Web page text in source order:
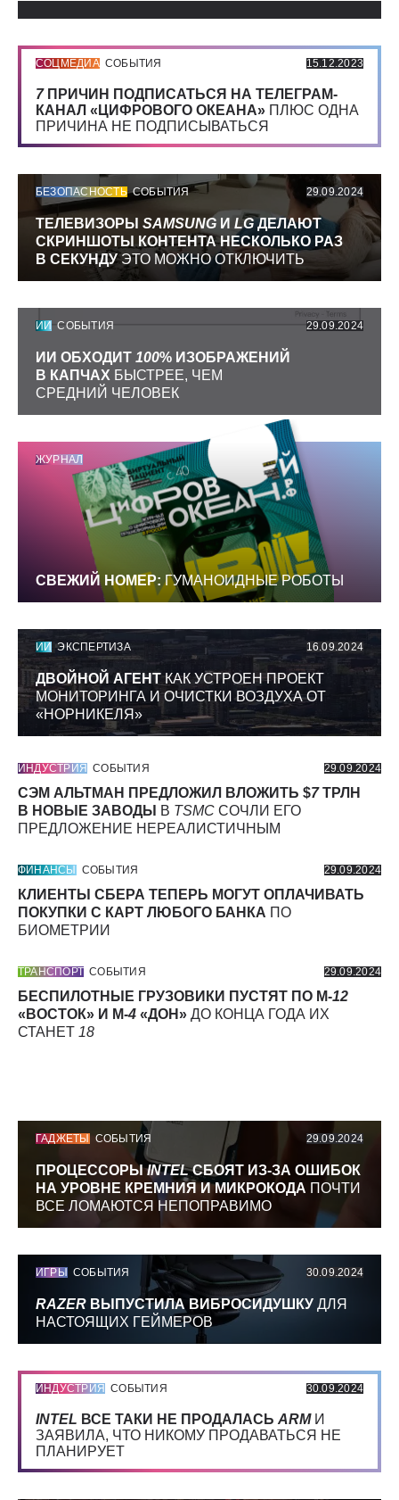
СОЦМЕДИА СОБЫТИЯ 15.12.2023
7 ПРИЧИН ПОДПИСАТЬСЯ НА ТЕЛЕГРАМ-
КАНАЛ «ЦИФРОВОГО ОКЕАНА» ПЛЮС ОДНА
ПРИЧИНА НЕ ПОДПИСЫВАТЬСЯ
БЕЗОПАСНОСТЬ СОБЫТИЯ 29.09.2024
ТЕЛЕВИЗОРЫ SAMSUNG И LGДЕЛАЮТ
СКРИНШОТЫ КОНТЕНТА НЕСКОЛЬКО РАЗ
В СЕКУНДУЭТО МОЖНО ОТКЛЮЧИТЬ
ИИ СОБЫТИЯ 29.09.2024
ИИ ОБХОДИТ 100% ИЗОБРАЖЕНИЙ
В КАПЧАХ БЫСТРЕЕ, ЧЕМ
СРЕДНИЙ ЧЕЛОВЕК
ЖУРНАЛ
СВЕЖИЙ НОМЕР: ГУМАНОИДНЫЕ РОБОТЫ
ИИ ЭКСПЕРТИЗА 16.09.2024
ДВОЙНОЙ АГЕНТКАК УСТРОЕН ПРОЕКТ
МОНИТОРИНГА И ОЧИСТКИ ВОЗДУХА ОТ
«НОРНИКЕЛЯ»
ИНДУСТРИЯ СОБЫТИЯ 29.09.2024
СЭМ АЛЬТМАН ПРЕДЛОЖИЛ ВЛОЖИТЬ $7ТРЛН
В НОВЫЕ ЗАВОДЫ
В TSMC СОЧЛИ ЕГО
ПРЕДЛОЖЕНИЕ НЕРЕАЛИСТИЧНЫМ
ФИНАНСЫ СОБЫТИЯ 29.09.2024
КЛИЕНТЫ СБЕРА ТЕПЕРЬ МОГУТ ОПЛАЧИВАТЬ
ПОКУПКИ С КАРТ ЛЮБОГО БАНКА ПО
БИОМЕТРИИ
ТРАНСПОРТ СОБЫТИЯ 29.09.2024
БЕСПИЛОТНЫЕ ГРУЗОВИКИ ПУСТЯТ ПО М-12
«ВОСТОК» И М-4 «ДОН» ДО КОНЦА ГОДА ИХ
СТАНЕТ 18
ГАДЖЕТЫ СОБЫТИЯ 29.09.2024
ПРОЦЕССОРЫINTELСБОЯТ ИЗ-ЗА ОШИБОК
НА УРОВНЕ КРЕМНИЯ И МИКРОКОДА ПОЧТИ
ВСЕ ЛОМАЮТСЯ НЕПОПРАВИМО
ИГРЫ СОБЫТИЯ 30.09.2024
RAZER ВЫПУСТИЛА ВИБРОСИДУШКУ ДЛЯ
НАСТОЯЩИХ ГЕЙМЕРОВ
ИНДУСТРИЯ СОБЫТИЯ 30.09.2024
INTEL ВСЕ ТАКИ НЕ ПРОДАЛАСЬ ARMИ
ЗАЯВИЛА, ЧТО НИКОМУ ПРОДАВАТЬСЯ НЕ
ПЛАНИРУЕТ